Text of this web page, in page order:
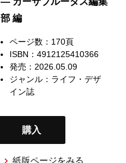
部 編
ページ数：170頁
ISBN：4912125410366
発売：2026.05.09
ジャンル： ライフ・デザ
イン誌
購入
紙版ページをみる